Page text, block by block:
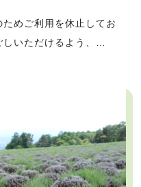
めご利用を休止してお
いただけるよう、…